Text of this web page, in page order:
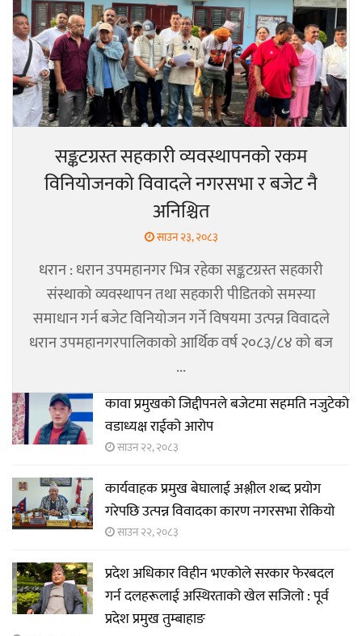
सङ्कटग्रस्त सहकारी व्यवस्थापनको रकम
विनियोजनको विवादले नगरसभा र बजेट नै
अनिश्चित
साउन २३, २०८३
धरान : धरान उपमहानगर भित्र रहेका सङ्कटग्रस्त सहकारी
संस्थाको व्यवस्थापन तथा सहकारी पीडितको समस्या
समाधान गर्न बजेट विनियोजन गर्ने विषयमा उत्पन्न विवादले
धरान उपमहानगरपालिकाको आर्थिक वर्ष २०८३/८४ को बज
...
कावा प्रमुखको जिद्दीपनले बजेटमा सहमति नजुटेको
वडाध्यक्ष राईको आरोप
साउन २२, २०८३
कार्यवाहक प्रमुख बेघालाई अश्लील शब्द प्रयोग
गरेपछि उत्पन्न विवादका कारण नगरसभा रोकियो
साउन २२, २०८३
प्रदेश अधिकार विहीन भएकोले सरकार फेरबदल
गर्न दलहरूलाई अस्थिरताको खेल सजिलो : पूर्व
प्रदेश प्रमुख तुम्बाहाङ